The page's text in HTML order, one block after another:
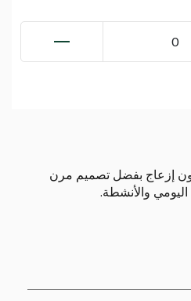
0
إزعاج بفضل تصميم مرن
والأنشطة.